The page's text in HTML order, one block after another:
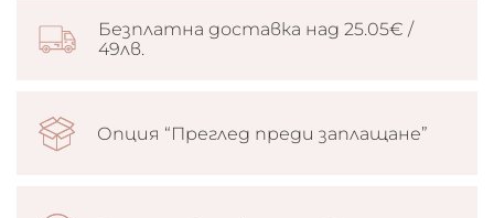
Безплатна доставка над 25.05€ /
49лв.
Опция “Преглед преди заплащане”